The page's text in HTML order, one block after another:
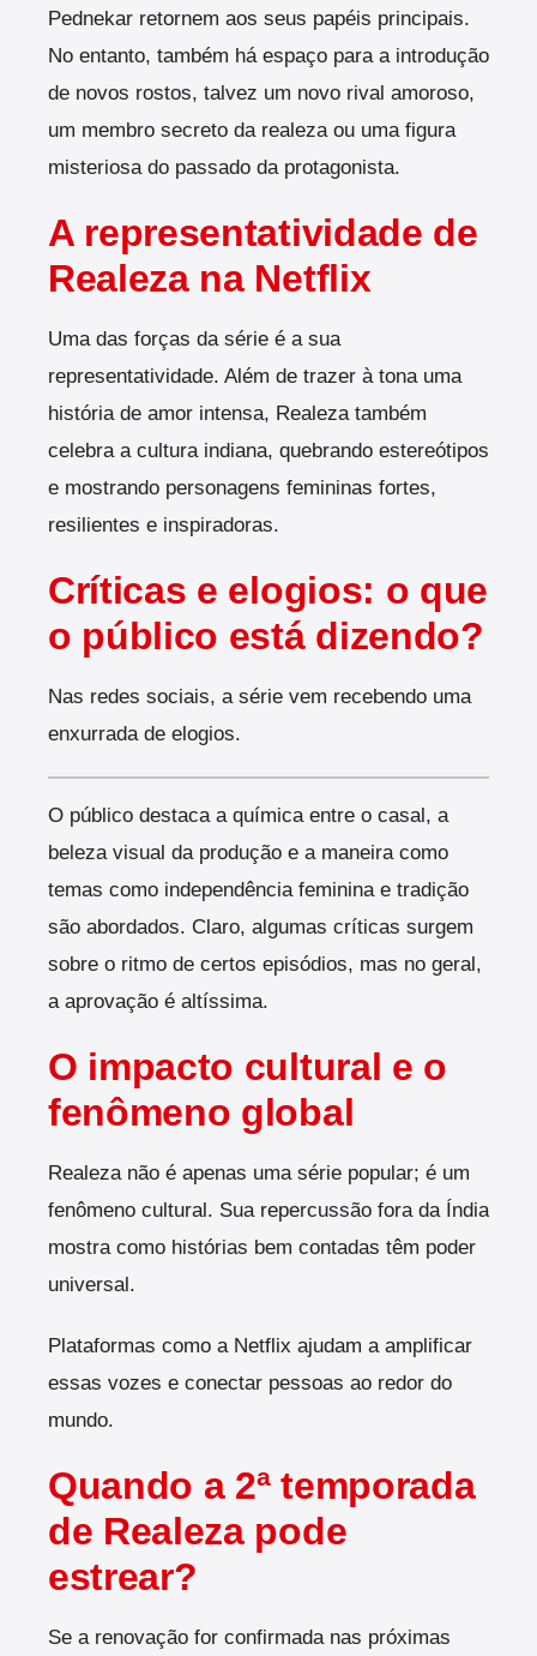
Pednekar retornem aos seus papéis principais.
No entanto, também há espaço para a introdução
de novos rostos, talvez um novo rival amoroso,
um membro secreto da realeza ou uma figura
misteriosa do passado da protagonista.
A representatividade de
Realeza na Netflix
Uma das forças da série é a sua
representatividade. Além de trazer à tona uma
história de amor intensa, Realeza também
celebra a cultura indiana, quebrando estereótipos
e mostrando personagens femininas fortes,
resilientes e inspiradoras.
Críticas e elogios: o que
o público está dizendo?
Nas redes sociais, a série vem recebendo uma
enxurrada de elogios.
O público destaca a química entre o casal, a
beleza visual da produção e a maneira como
temas como independência feminina e tradição
são abordados. Claro, algumas críticas surgem
sobre o ritmo de certos episódios, mas no geral,
a aprovação é altíssima.
O impacto cultural e o
fenômeno global
Realeza não é apenas uma série popular; é um
fenômeno cultural. Sua repercussão fora da Índia
mostra como histórias bem contadas têm poder
universal.
Plataformas como a Netflix ajudam a amplificar
essas vozes e conectar pessoas ao redor do
mundo.
Quando a 2ª temporada
de Realeza pode
estrear?
Se a renovação for confirmada nas próximas